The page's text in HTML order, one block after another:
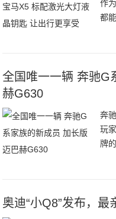
作
都
采
全国唯一一辆 奔驰G
赫G630
奔
玩
牌
奥迪“小Q8”发布，